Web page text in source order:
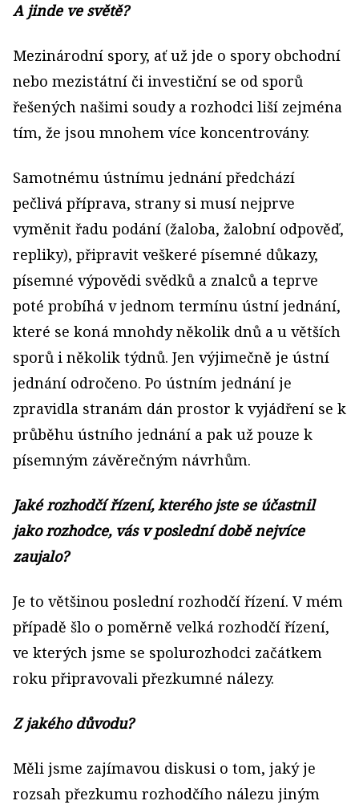
A jinde ve světě?
Mezinárodní spory, ať už jde o spory obchodní
nebo mezistátní či investiční se od sporů
řešených našimi soudy a rozhodci liší zejména
tím, že jsou mnohem více koncentrovány.
Samotnému ústnímu jednání předchází
pečlivá příprava, strany si musí nejprve
vyměnit řadu podání (žaloba, žalobní odpověď,
repliky), připravit veškeré písemné důkazy,
písemné výpovědi svědků a znalců a teprve
poté probíhá v jednom termínu ústní jednání,
které se koná mnohdy několik dnů a u větších
sporů i několik týdnů. Jen výjimečně je ústní
jednání odročeno. Po ústním jednání je
zpravidla stranám dán prostor k vyjádření se k
průběhu ústního jednání a pak už pouze k
písemným závěrečným návrhům.
Jaké rozhodčí řízení, kterého jste se účastnil
jako rozhodce, vás v poslední době nejvíce
zaujalo?
Je to většinou poslední rozhodčí řízení. V mém
případě šlo o poměrně velká rozhodčí řízení,
ve kterých jsme se spolurozhodci začátkem
roku připravovali přezkumné nálezy.
Z jakého důvodu?
Měli jsme zajímavou diskusi o tom, jaký je
rozsah přezkumu rozhodčího nálezu jiným